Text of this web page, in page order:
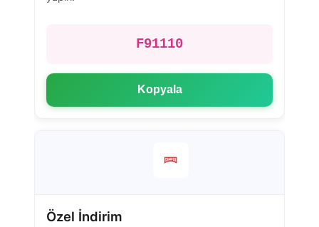
F91110
Kopyala
Özel İndirim